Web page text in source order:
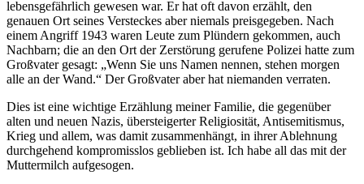
lebensgefährlich gewesen war. Er hat oft davon erzählt, den
genauen Ort seines Versteckes aber niemals preisgegeben. Nach
einem Angriff 1943 waren Leute zum Plündern gekommen, auch
Nachbarn; die an den Ort der Zerstörung gerufene Polizei hatte zum
Großvater gesagt: „Wenn Sie uns Namen nennen, stehen morgen
alle an der Wand.“ Der Großvater aber hat niemanden verraten.
Dies ist eine wichtige Erzählung meiner Familie, die gegenüber
alten und neuen Nazis, übersteigerter Religiosität, Antisemitismus,
Krieg und allem, was damit zusammenhängt, in ihrer Ablehnung
durchgehend kompromisslos geblieben ist. Ich habe all das mit der
Muttermilch aufgesogen.